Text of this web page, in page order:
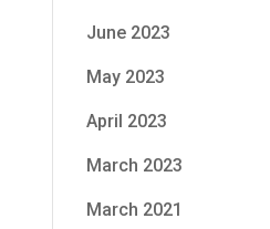
June 2023
May 2023
April 2023
March 2023
March 2021